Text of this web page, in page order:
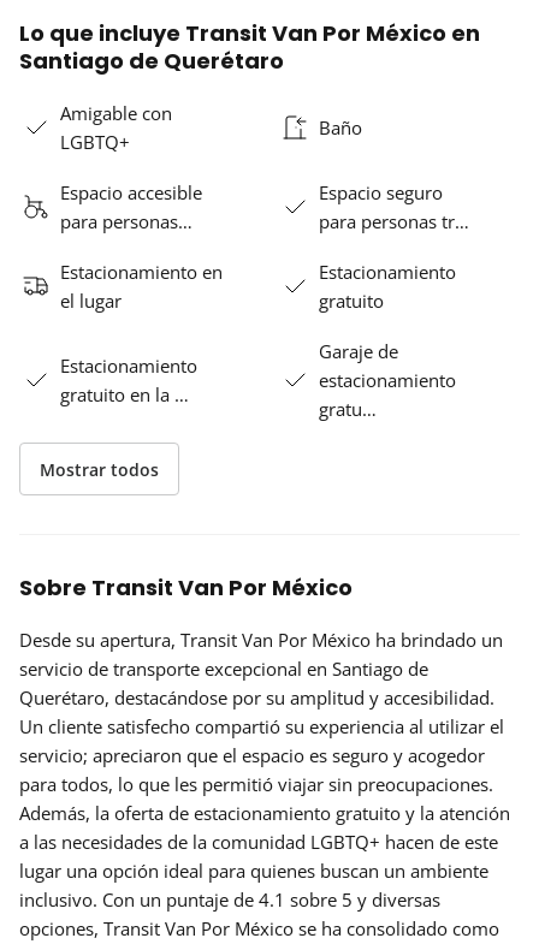
Lo que incluye Transit Van Por México en
Santiago de Querétaro
Amigable con
LGBTQ+
Baño
Espacio accesible
para personas…
Espacio seguro
para personas tr…
Estacionamiento en
el lugar
Estacionamiento
gratuito
Estacionamiento
gratuito en la …
Garaje de
estacionamiento
gratu…
Mostrar todos
Sobre Transit Van Por México
Desde su apertura, Transit Van Por México ha brindado un
servicio de transporte excepcional en Santiago de
Querétaro, destacándose por su amplitud y accesibilidad.
Un cliente satisfecho compartió su experiencia al utilizar el
servicio; apreciaron que el espacio es seguro y acogedor
para todos, lo que les permitió viajar sin preocupaciones.
Además, la oferta de estacionamiento gratuito y la atención
a las necesidades de la comunidad LGBTQ+ hacen de este
lugar una opción ideal para quienes buscan un ambiente
inclusivo. Con un puntaje de 4.1 sobre 5 y diversas
opciones, Transit Van Por México se ha consolidado como